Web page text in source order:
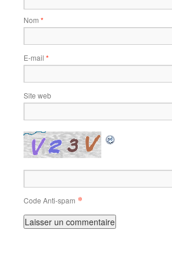
Nom *
E-mail *
Site web
Code Anti-spam *